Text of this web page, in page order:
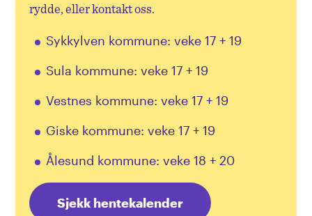
rydde, eller kontakt oss.
Sykkylven kommune: veke 17 + 19
Sula kommune: veke 17 + 19
Vestnes kommune: veke 17 + 19
Giske kommune: veke 17 + 19
Ålesund kommune: veke 18 + 20
Sjekk hentekalender